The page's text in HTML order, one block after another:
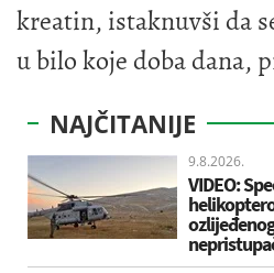
kreatin, istaknuvši da
u bilo koje doba dana,
NAJČITANIJE
9.8.2026.
VIDEO: